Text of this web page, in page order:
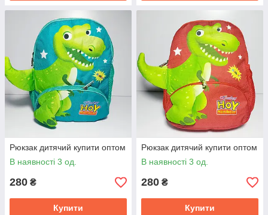
Рюкзак дитячий купити оптом
В наявності 3 од.
280 ₴
Купити
Рюкзак дитячий купити оптом
В наявності 3 од.
280 ₴
Купити